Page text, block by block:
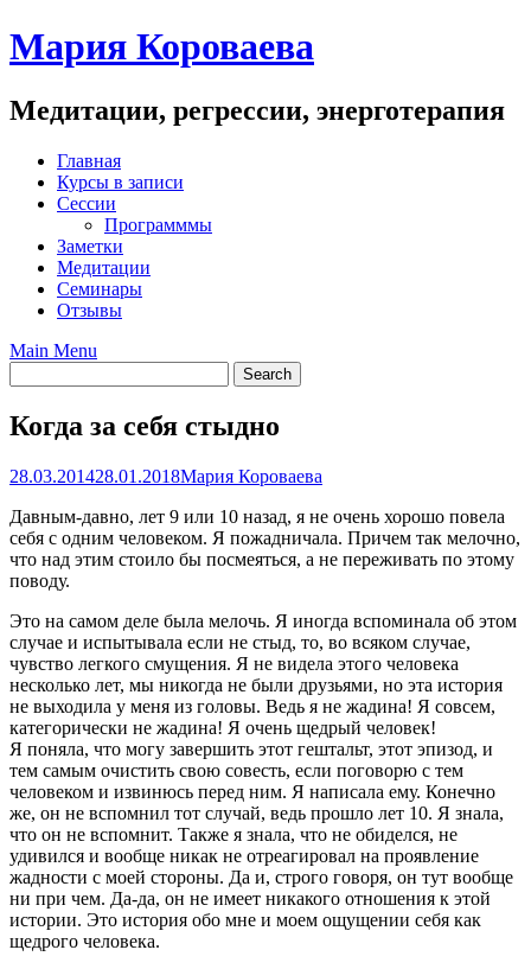
Skip
to
Мария Короваева
Медитации, регрессии, энерготерапия
Главная
Курсы в записи
Сессии
Программмы
Заметки
Медитации
Семинары
Отзывы
Main Menu
Когда за себя стыдно
28.03.201428.01.2018Мария Короваева
Давным-давно, лет 9 или 10 назад, я не очень хорошо повела
себя с одним человеком. Я пожадничала. Причем так мелочно,
что над этим стоило бы посмеяться, а не переживать по этому
поводу.
Это на самом деле была мелочь. Я иногда вспоминала об этом
случае и испытывала если не стыд, то, во всяком случае,
чувство легкого смущения. Я не видела этого человека
несколько лет, мы никогда не были друзьями, но эта история
не выходила у меня из головы. Ведь я не жадина! Я совсем,
категорически не жадина! Я очень щедрый человек!
Я поняла, что могу завершить этот гештальт, этот эпизод, и
тем самым очистить свою совесть, если поговорю с тем
человеком и извинюсь перед ним. Я написала ему. Конечно
же, он не вспомнил тот случай, ведь прошло лет 10. Я знала,
что он не вспомнит. Также я знала, что не обиделся, не
удивился и вообще никак не отреагировал на проявление
жадности с моей стороны. Да и, строго говоря, он тут вообще
ни при чем. Да-да, он не имеет никакого отношения к этой
истории. Это история обо мне и моем ощущении себя как
щедрого человека.